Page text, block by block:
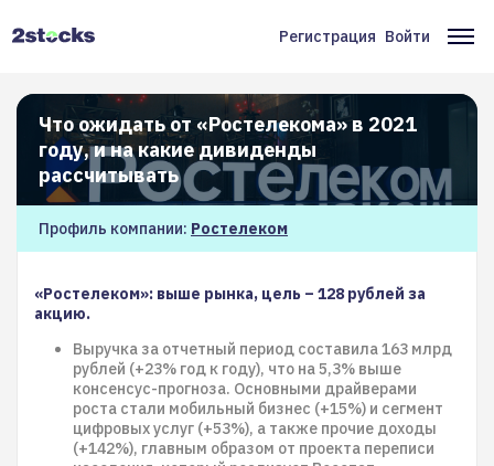
Меню
учётной
записи
пользователя
Регистрация Войти
Что ожидать от «Ростелекома» в 2021
году, и на какие дивиденды
рассчитывать
Профиль компании: Ростелеком
«Ростелеком»: выше рынка, цель – 128 рублей за
акцию.
Выручка за отчетный период составила 163 млрд
рублей (+23% год к году), что на 5,3% выше
консенсус-прогноза. Основными драйверами
роста стали мобильный бизнес (+15%) и сегмент
цифровых услуг (+53%), а также прочие доходы
(+142%), главным образом от проекта переписи